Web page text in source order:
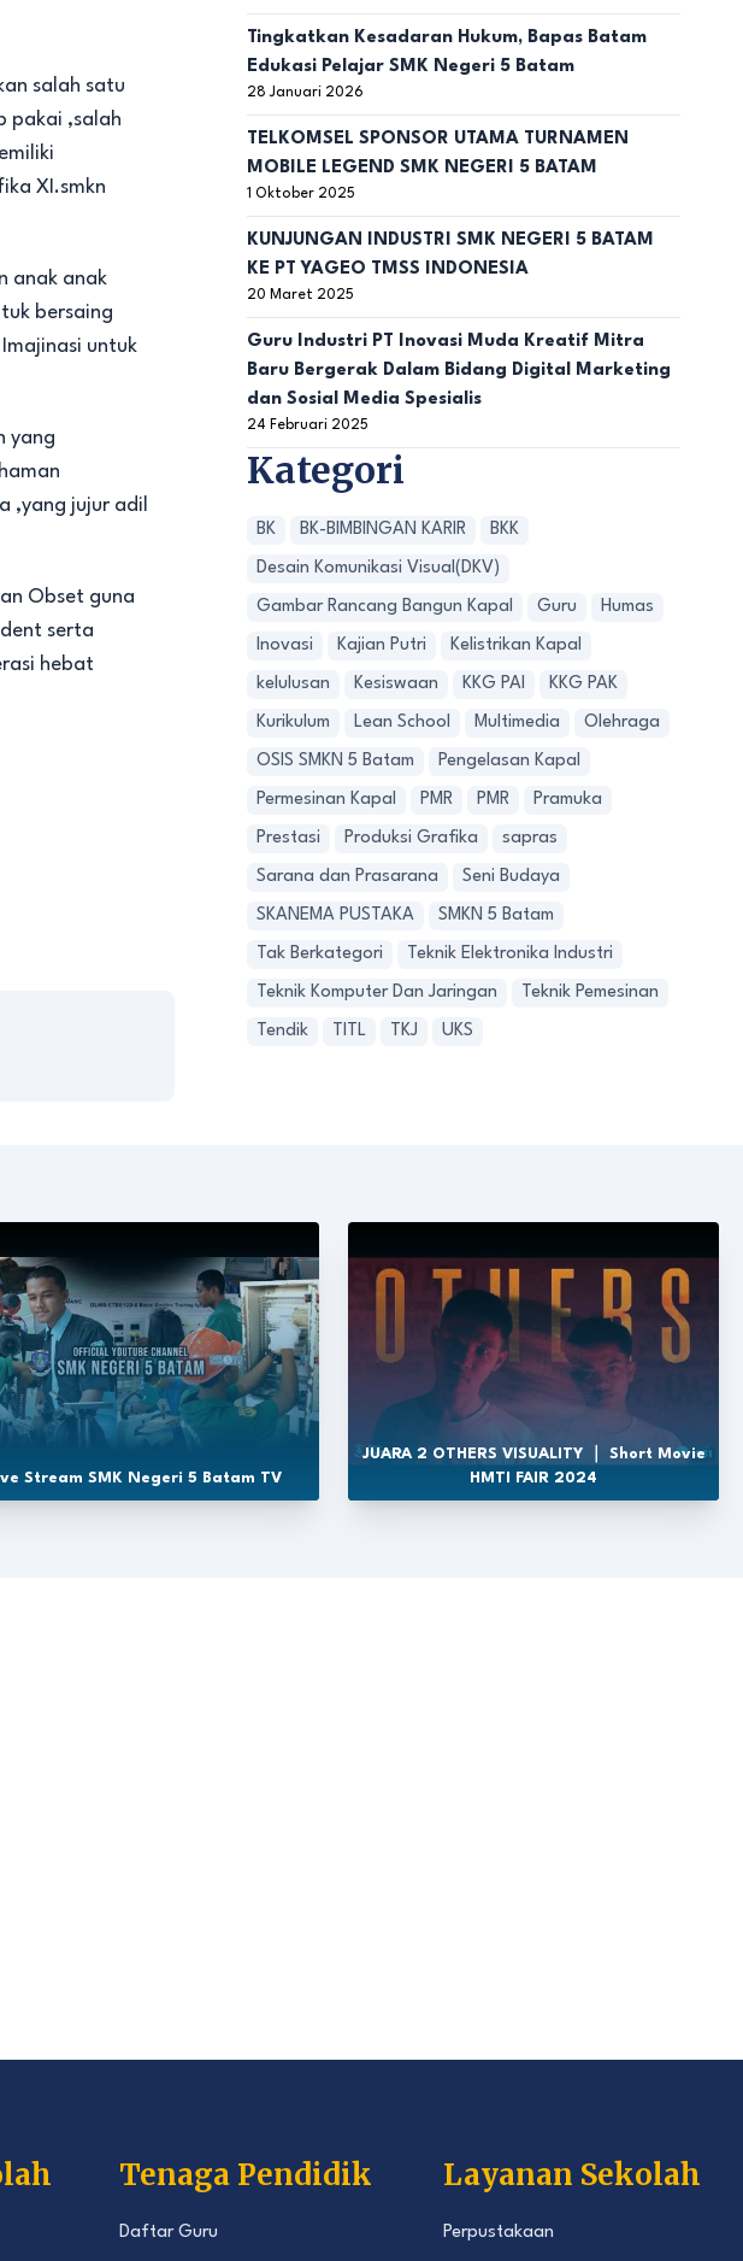
salah satu
pakai ,salah
XI.smkn
anak anak
bersaing
untuk
yang
,yang jujur adil
Obset guna
serta
hebat
Tingkatkan Kesadaran Hukum, Bapas Batam
Edukasi Pelajar SMK Negeri 5 Batam
28 Januari 2026
TELKOMSEL SPONSOR UTAMA TURNAMEN
MOBILE LEGEND SMK NEGERI 5 BATAM
1 Oktober 2025
KUNJUNGAN INDUSTRI SMK NEGERI 5 BATAM
KE PT YAGEO TMSS INDONESIA
20 Maret 2025
Guru Industri PT Inovasi Muda Kreatif Mitra
Baru Bergerak Dalam Bidang Digital Marketing
dan Sosial Media Spesialis
24 Februari 2025
Kategori
BK BK-BIMBINGAN KARIR BKK
Desain Komunikasi Visual(DKV)
Gambar Rancang Bangun Kapal Guru Humas
Inovasi Kajian Putri Kelistrikan Kapal
kelulusan Kesiswaan KKG PAI KKG PAK
Kurikulum Lean School Multimedia Olehraga
OSIS SMKN 5 Batam Pengelasan Kapal
Permesinan Kapal PMR PMR Pramuka
Prestasi Produksi Grafika sapras
Sarana dan Prasarana Seni Budaya
SKANEMA PUSTAKA SMKN 5 Batam
Tak Berkategori Teknik Elektronika Industri
Teknik Komputer Dan Jaringan Teknik Pemesinan
Tendik TITL TKJ UKS
Stream SMK Negeri 5 Batam TV
JUARA 2 OTHERS VISUALITY ｜ Short Movie
HMTI FAIR 2024
Tenaga Pendidik
Daftar Guru
Layanan Sekolah
Perpustakaan